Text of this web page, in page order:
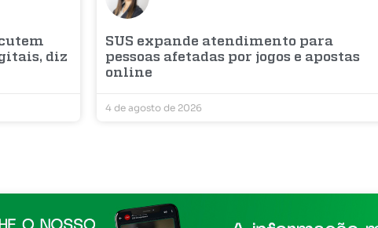
diz
SUS expande atendimento para
pessoas afetadas por jogos e apostas
online
4 de agosto de 2026